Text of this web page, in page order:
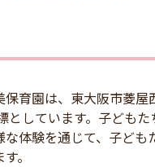
育園は、東大阪市菱屋
としています。子ども
体験を通じて、子ども
。